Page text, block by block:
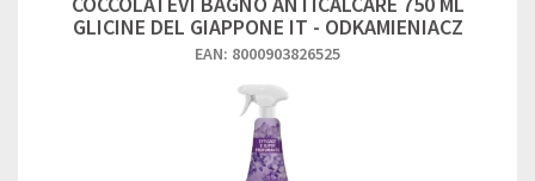
GLICINE DEL GIAPPONE IT - ODKAMIENIACZ
EAN: 8000903826525